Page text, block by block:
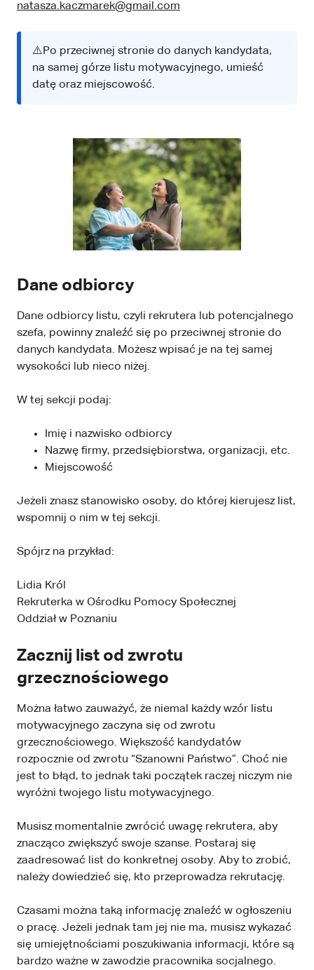
natasza.kaczmarek@gmail.com
⚠️Po przeciwnej stronie do danych kandydata,
na samej górze listu motywacyjnego, umieść
datę oraz miejscowość.
Dane odbiorcy
Dane odbiorcy listu, czyli rekrutera lub potencjalnego
szefa, powinny znaleźć się po przeciwnej stronie do
danych kandydata. Możesz wpisać je na tej samej
wysokości lub nieco niżej.
W tej sekcji podaj:
Imię i nazwisko odbiorcy
Nazwę firmy, przedsiębiorstwa, organizacji, etc.
Miejscowość
Jeżeli znasz stanowisko osoby, do której kierujesz list,
wspomnij o nim w tej sekcji.
Spójrz na przykład:
Lidia Król
Rekruterka w Ośrodku Pomocy Społecznej
Oddział w Poznaniu
Zacznij list od zwrotu
grzecznościowego
Można łatwo zauważyć, że niemal każdy wzór listu
motywacyjnego zaczyna się od zwrotu
grzecznościowego. Większość kandydatów
rozpocznie od zwrotu “Szanowni Państwo”. Choć nie
jest to błąd, to jednak taki początek raczej niczym nie
wyróżni twojego listu motywacyjnego.
Musisz momentalnie zwrócić uwagę rekrutera, aby
znacząco zwiększyć swoje szanse. Postaraj się
zaadresować list do konkretnej osoby. Aby to zrobić,
należy dowiedzieć się, kto przeprowadza rekrutację.
Czasami można taką informację znaleźć w ogłoszeniu
o pracę. Jeżeli jednak tam jej nie ma, musisz wykazać
się umiejętnościami poszukiwania informacji, które są
bardzo ważne w zawodzie pracownika socjalnego.